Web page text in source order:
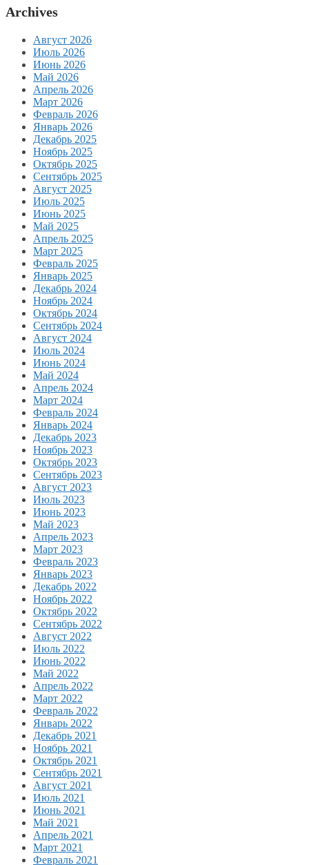
Archives
Август 2026
Июль 2026
Июнь 2026
Май 2026
Апрель 2026
Март 2026
Февраль 2026
Январь 2026
Декабрь 2025
Ноябрь 2025
Октябрь 2025
Сентябрь 2025
Август 2025
Июль 2025
Июнь 2025
Май 2025
Апрель 2025
Март 2025
Февраль 2025
Январь 2025
Декабрь 2024
Ноябрь 2024
Октябрь 2024
Сентябрь 2024
Август 2024
Июль 2024
Июнь 2024
Май 2024
Апрель 2024
Март 2024
Февраль 2024
Январь 2024
Декабрь 2023
Ноябрь 2023
Октябрь 2023
Сентябрь 2023
Август 2023
Июль 2023
Июнь 2023
Май 2023
Апрель 2023
Март 2023
Февраль 2023
Январь 2023
Декабрь 2022
Ноябрь 2022
Октябрь 2022
Сентябрь 2022
Август 2022
Июль 2022
Июнь 2022
Май 2022
Апрель 2022
Март 2022
Февраль 2022
Январь 2022
Декабрь 2021
Ноябрь 2021
Октябрь 2021
Сентябрь 2021
Август 2021
Июль 2021
Июнь 2021
Май 2021
Апрель 2021
Март 2021
Февраль 2021